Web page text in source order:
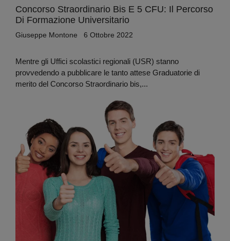
Concorso Straordinario Bis E 5 CFU: Il Percorso
Di Formazione Universitario
Giuseppe Montone 6 Ottobre 2022
Mentre gli Uffici scolastici regionali (USR) stanno
provvedendo a pubblicare le tanto attese Graduatorie di
merito del Concorso Straordinario bis,...